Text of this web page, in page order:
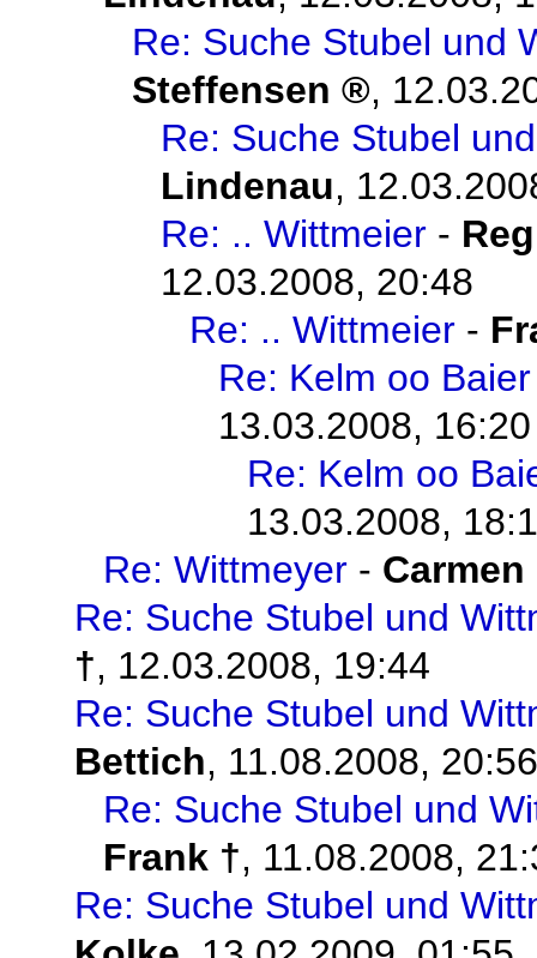
Re: Suche Stubel und
Steffensen
,
Re: Suche Stubel
Lindenau,
Re: .. Wittmeier -
12.03.2008, 20:48
Re: .. Wittmeier -
Re: Kelm oo
13.03.2008, 16:20
Re: Kelm oo
13.03.2008,
Re: Wittmeyer -
Re: Suche Stubel und
†, 12.03.2008, 19:44
Re: Suche Stubel und
Bettich, 11.08.2008, 20:56
Re: Suche Stubel und
Frank †, 11.08.2008,
Re: Suche Stubel und